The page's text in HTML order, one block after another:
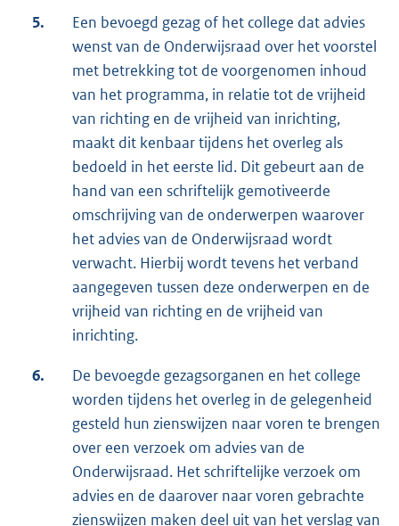
5.
Een bevoegd gezag of het college dat advies
wenst van de Onderwijsraad over het voorstel
met betrekking tot de voorgenomen inhoud
van het programma, in relatie tot de vrijheid
van richting en de vrijheid van inrichting,
maakt dit kenbaar tijdens het overleg als
bedoeld in het eerste lid. Dit gebeurt aan de
hand van een schriftelijk gemotiveerde
omschrijving van de onderwerpen waarover
het advies van de Onderwijsraad wordt
verwacht. Hierbij wordt tevens het verband
aangegeven tussen deze onderwerpen en de
vrijheid van richting en de vrijheid van
inrichting.
6.
De bevoegde gezagsorganen en het college
worden tijdens het overleg in de gelegenheid
gesteld hun zienswijzen naar voren te brengen
over een verzoek om advies van de
Onderwijsraad. Het schriftelijke verzoek om
advies en de daarover naar voren gebrachte
zienswijzen maken deel uit van het verslag van